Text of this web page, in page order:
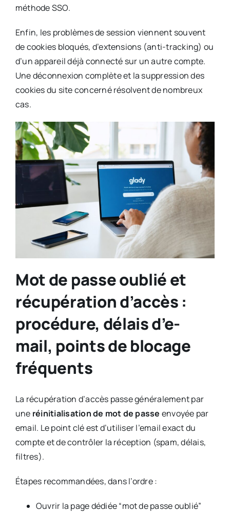
méthode SSO.
Enfin, les problèmes de session viennent souvent
de cookies bloqués, d’extensions (anti-tracking) ou
d’un appareil déjà connecté sur un autre compte.
Une déconnexion complète et la suppression des
cookies du site concerné résolvent de nombreux
cas.
Mot de passe oublié et
récupération d’accès :
procédure, délais d’e-
mail, points de blocage
fréquents
La récupération d’accès passe généralement par
une réinitialisation de mot de passe envoyée par
email. Le point clé est d’utiliser l’email exact du
compte et de contrôler la réception (spam, délais,
filtres).
Étapes recommandées, dans l’ordre :
Ouvrir la page dédiée “mot de passe oublié”